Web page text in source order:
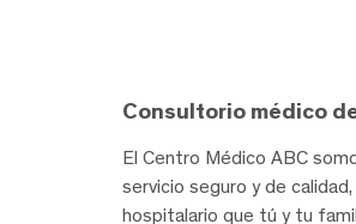
Consultorio médico
El Centro Médico ABC
servicio seguro y de
hospitalario que tú y tu